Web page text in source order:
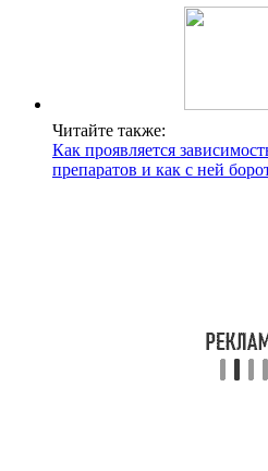
Читайте также:
Как проявляется
препаратов и как с ней